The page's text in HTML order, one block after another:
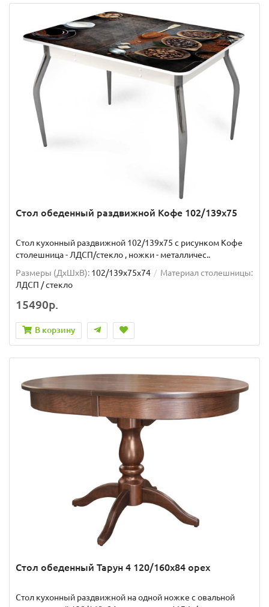
Стол обеденный раздвижной Кофе 102/139х75
Стол кухонный раздвижной 102/139x75 с рисунком Кофе
столешница - ЛДСП/стекло , ножки - металличес..
Размеры (ДхШxВ): 102/139х75х74
Материал столешницы:
ЛДСП / стекло
15490р.
В корзину
Стол обеденный Тарун 4 120/160х84 орех
Стол кухонный раздвижной на одной ножке с овальной